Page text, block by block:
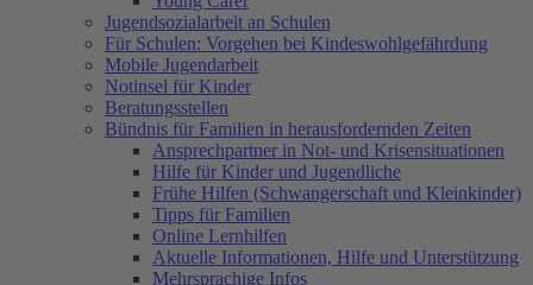
Jugendsozialarbeit an Schulen
Für Schulen: Vorgehen bei Kindeswohlgefährdung
Mobile Jugendarbeit
Notinsel für Kinder
Beratungsstellen
Bündnis für Familien in herausfordernden Zeiten
Ansprechpartner in Not- und Krisensituationen
Hilfe für Kinder und Jugendliche
Frühe Hilfen (Schwangerschaft und Kleinkinder)
Tipps für Familien
Online Lernhilfen
Aktuelle Informationen, Hilfe und Unterstützung
Mehrsprachige Infos